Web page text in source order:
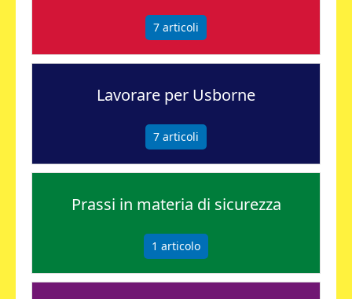
7 articoli
Lavorare per Usborne
7 articoli
Prassi in materia di sicurezza
1 articolo